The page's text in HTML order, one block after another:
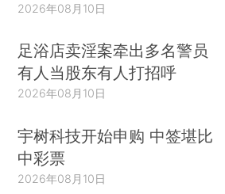
2026年08月10日
足浴店卖淫案牵出多名警员
有人当股东有人打招呼
2026年08月10日
宇树科技开始申购 中签堪比
中彩票
2026年08月10日